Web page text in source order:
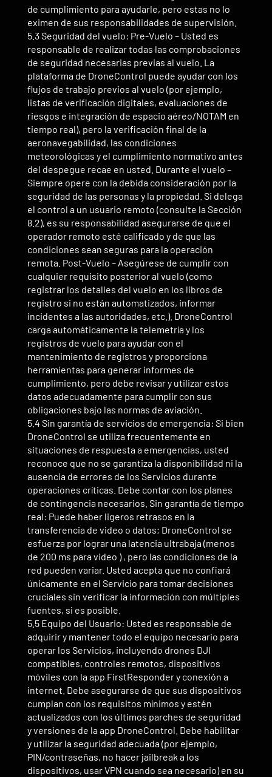
de cumplimiento para ayudarle, pero estas no lo
eximen de sus responsabilidades de supervisión.
5.3 Seguridad del vuelo: Pre-Vuelo – Usted es
responsable de realizar todas las comprobaciones
de seguridad necesarias previas al vuelo. La
plataforma de DroneControl puede ayudar con los
flujos de trabajo previos al vuelo (por ejemplo,
listas de verificación digitales, evaluaciones de
riesgos e integración de espacio aéreo/NOTAM en
tiempo real), pero la verificación final de la
aeronavegabilidad, las condiciones
meteorológicas y el cumplimiento normativo antes
del despegue recae en usted. Durante el vuelo –
Siempre opere con la debida consideración por la
seguridad de las personas y la propiedad. Si delega
el control a un usuario remoto (consulte la Sección
8.2), es su responsabilidad asegurarse de que el
operador remoto esté calificado y de que las
condiciones sean seguras para la operación
remota. Post-Vuelo – Asegúrese de cumplir con
cualquier requisito posterior al vuelo (como
registrar los detalles del vuelo en los libros de
registro si no están automatizados, informar
incidentes a las autoridades, etc.). DroneControl
carga automáticamente la telemetría y los
registros de vuelo para ayudar con el
mantenimiento de registros y proporciona
herramientas para generar informes de
cumplimiento, pero debe revisar y utilizar estos
datos adecuadamente para cumplir con sus
obligaciones bajo las normas de aviación.
5.4 Sin garantía de servicios de emergencia: Si bien
DroneControl se utiliza frecuentemente en
situaciones de respuesta a emergencias, usted
reconoce que no se garantiza la disponibilidad ni la
ausencia de errores de los Servicios durante
operaciones críticas. Debe contar con los planes
de contingencia necesarios. Sin garantía de tiempo
real: Puede haber ligeros retrasos en la
transferencia de video o datos; DroneControl se
esfuerza por lograr una latencia ultrabaja (menos
de 200 ms para video ) , pero las condiciones de la
red pueden variar. Usted acepta que no confiará
únicamente en el Servicio para tomar decisiones
cruciales sin verificar la información con múltiples
fuentes, si es posible.
5.5 Equipo del Usuario: Usted es responsable de
adquirir y mantener todo el equipo necesario para
operar los Servicios, incluyendo drones DJI
compatibles, controles remotos, dispositivos
móviles con la app FirstResponder y conexión a
internet. Debe asegurarse de que sus dispositivos
cumplan con los requisitos mínimos y estén
actualizados con los últimos parches de seguridad
y versiones de la app DroneControl. Debe habilitar
y utilizar la seguridad adecuada (por ejemplo,
PIN/contraseñas, no hacer jailbreak a los
dispositivos, usar VPN cuando sea necesario) en su